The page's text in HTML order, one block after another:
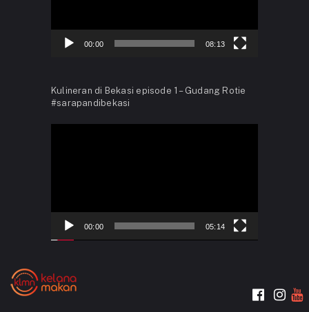
00:00 08:13
Kulineran di Bekasi episode 1 – Gudang Rotie
#sarapandibekasi
00:00 05:14